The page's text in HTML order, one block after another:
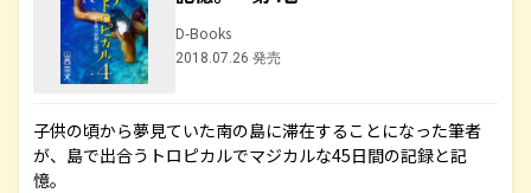
D-Books
2018.07.26 発売
子供の頃から夢見ていた南の島に滞在することになった筆者
が、島で出合うトロピカルでマジカルな45日間の記録と記
憶。